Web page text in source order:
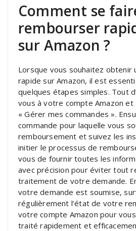
Comment se
rembourser
sur Amazon ?
Lorsque vous souhaitez obtenir
rapide sur Amazon, il est
quelques étapes simples. Tout
vous à votre compte Amazon et
« Gérer mes commandes ».
commande pour laquelle vous
remboursement et suivez les
initier le processus de
vous de fournir toutes les
avec précision pour éviter tout
traitement de votre demande.
votre demande est soumise,
régulièrement l’état de votre
votre compte Amazon pour
traité rapidement et